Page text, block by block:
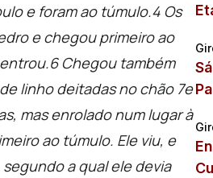
e foram ao túmulo.4 Os
e chegou primeiro ao
Chegou também
linho deitadas no chão 7e
mas enrolado num lugar à
ao túmulo. Ele viu, e
a qual ele devia